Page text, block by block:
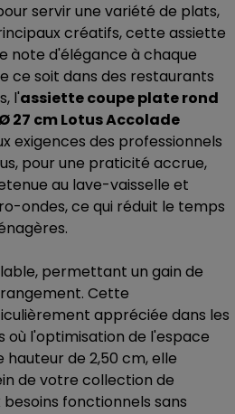
servir une variété de plats,
créatifs, cette assiette
note d'élégance à chaque
ce soit dans des restaurants
l'assiette coupe plate rond
27 cm Lotus Accolade
exigences des professionnels
pour une praticité accrue,
au lave-vaisselle et
ondes, ce qui réduit le temps
permettant un gain de
Cette
appréciée dans les
où l'optimisation de l'espace
hauteur de 2,50 cm, elle
de votre collection de
fonctionnels sans